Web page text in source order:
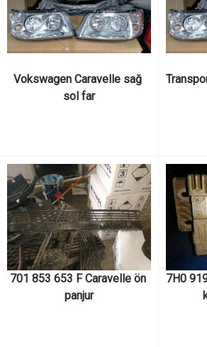
Vokswagen Caravelle sağ
sol far
701 853 653 F Caravelle ön
panjur
7H0